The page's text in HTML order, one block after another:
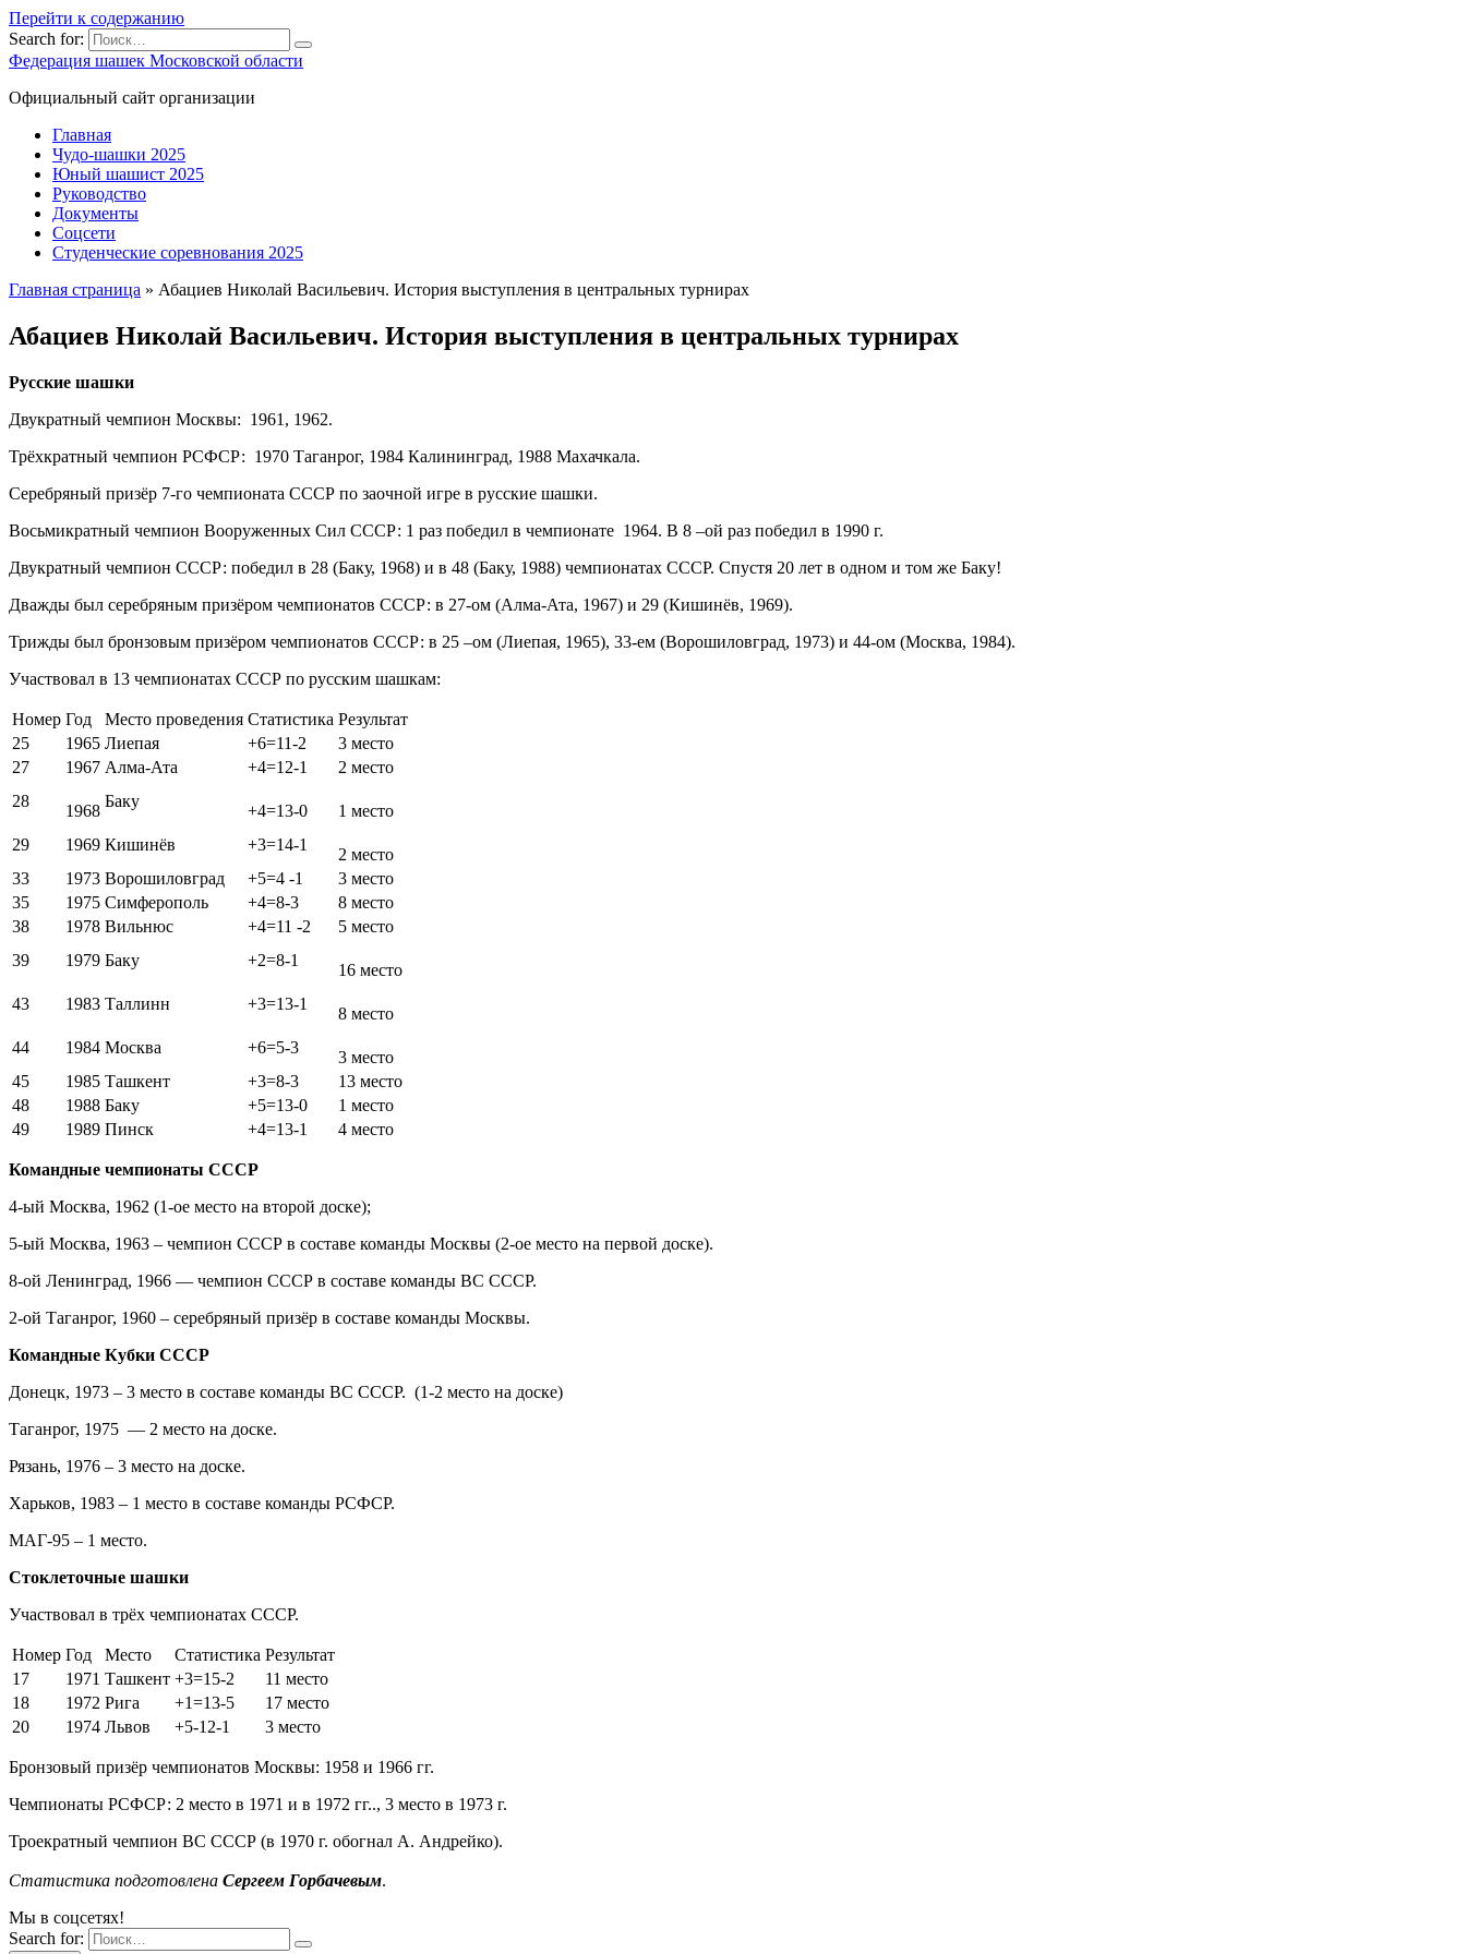
Перейти к содержанию
Search for:
Федерация шашек Московской области
Официальный сайт организации
Главная
Чудо-шашки 2025
Юный шашист 2025
Руководство
Документы
Соцсети
Студенческие соревнования 2025
Главная страница » Абациев Николай Васильевич. История выступления в центральных турнирах
Абациев Николай Васильевич. История выступления в центральных турнирах
Русские шашки
Двукратный чемпион Москвы: 1961, 1962.
Трёхкратный чемпион РСФСР: 1970 Таганрог, 1984 Калининград, 1988 Махачкала.
Серебряный призёр 7-го чемпионата СССР по заочной игре в русские шашки.
Восьмикратный чемпион Вооруженных Сил СССР: 1 раз победил в чемпионате 1964. В 8 –ой раз победил в 1990 г.
Двукратный чемпион СССР: победил в 28 (Баку, 1968) и в 48 (Баку, 1988) чемпионатах СССР. Спустя 20 лет в одном и том же Баку!
Дважды был серебряным призёром чемпионатов СССР: в 27-ом (Алма-Ата, 1967) и 29 (Кишинёв, 1969).
Трижды был бронзовым призёром чемпионатов СССР: в 25 –ом (Лиепая, 1965), 33-ем (Ворошиловград, 1973) и 44-ом (Москва, 1984).
Участвовал в 13 чемпионатах СССР по русским шашкам:
Номер Год Место проведения Статистика Результат
25
1965 Лиепая +6=11-2
3 место
27
1967 Алма-Ата +4=12-1
2 место
28
1968
Баку
+4=13-0
1 место
29
1969 Кишинёв +3=14-1
2 место
33
1973 Ворошиловград +5=4 -1
3 место
35
1975 Симферополь +4=8-3
8 место
38
1978 Вильнюс +4=11 -2
5 место
39
1979 Баку +2=8-1
16 место
43
1983 Таллинн +3=13-1
8 место
44
1984 Москва +6=5-3
3 место
45
1985 Ташкент +3=8-3
13 место
48
1988 Баку +5=13-0
1 место
49
1989 Пинск +4=13-1 4 место
Командные чемпионаты СССР
4-ый Москва, 1962 (1-ое место на второй доске);
5-ый Москва, 1963 – чемпион СССР в составе команды Москвы (2-ое место на первой доске).
8-ой Ленинград, 1966 — чемпион СССР в составе команды ВС СССР.
2-ой Таганрог, 1960 – серебряный призёр в составе команды Москвы.
Командные Кубки СССР
Донецк, 1973 – 3 место в составе команды ВС СССР. (1-2 место на доске)
Таганрог, 1975 — 2 место на доске.
Рязань, 1976 – 3 место на доске.
Харьков, 1983 – 1 место в составе команды РСФСР.
МАГ-95 – 1 место.
Стоклеточные шашки
Участвовал в трёх чемпионатах СССР.
Номер Год Место Статистика Результат
17
1971 Ташкент +3=15-2
11 место
18
1972 Рига +1=13-5
17 место
20
1974 Львов +5-12-1 3 место
Бронзовый призёр чемпионатов Москвы: 1958 и 1966 гг.
Чемпионаты РСФСР: 2 место в 1971 и в 1972 гг.., 3 место в 1973 г.
Троекратный чемпион ВС СССР (в 1970 г. обогнал А. Андрейко).
Статистика подготовлена Сергеем Горбачевым.
Мы в соцсетях!
Search for: